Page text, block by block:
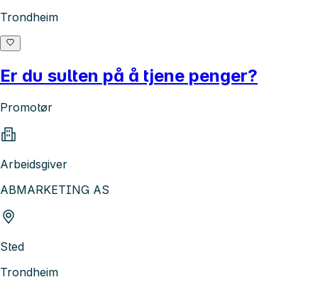
Trondheim
Er du sulten på å tjene penger?
Promotør
Arbeidsgiver
ABMARKETING AS
Sted
Trondheim